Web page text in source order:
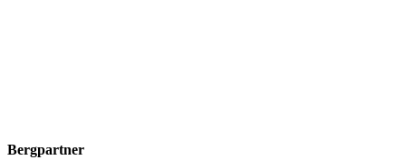
Bergpartner